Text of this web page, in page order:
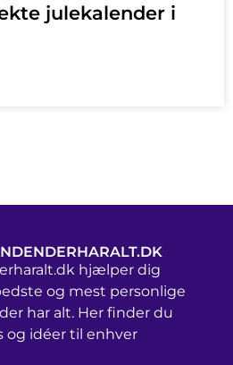
julekalender i
hjælper dig
og mest personlige
har alt. Her finder du
og idéer til enhver